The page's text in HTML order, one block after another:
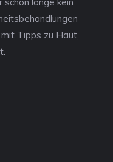
Tipps zu Haut,